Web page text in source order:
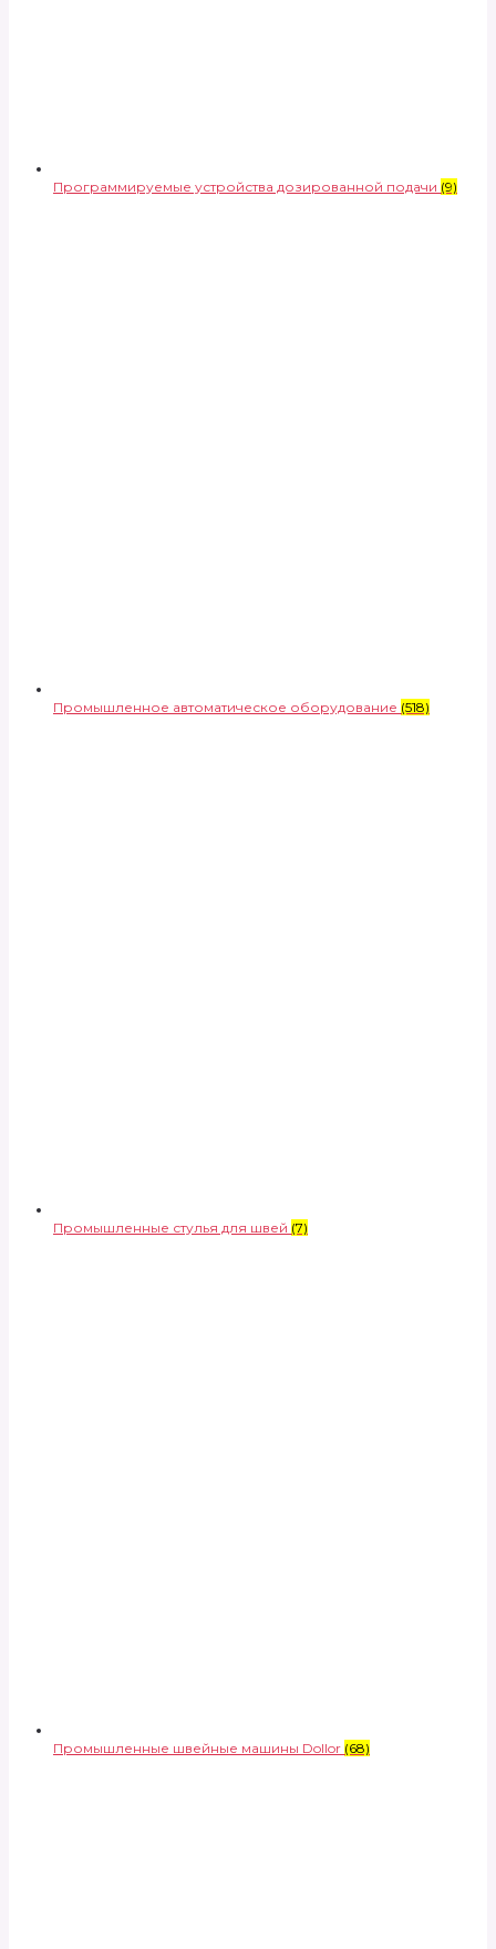
Программируемые устройства дозированной подачи (9)
Промышленное автоматическое оборудование (518)
Промышленные стулья для швей (7)
Промышленные швейные машины Dollor (68)